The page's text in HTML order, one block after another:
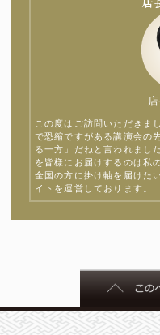
この度はご訪問いただきま
で恐縮ですがある講演会の
る一方」だねと言われまし
を皆様にお届けするのは私
全国の方に掛け軸を届けた
イトを運営しております。